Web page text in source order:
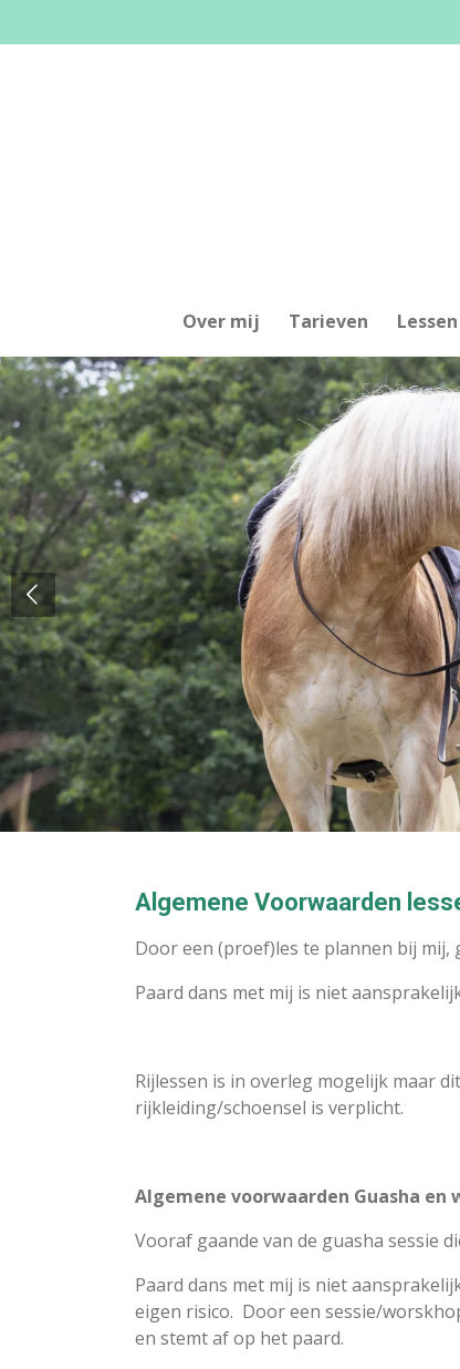
direct
Over mij Tarieven Lessen
Algemene Voorwaarden
Door een (proef)les te plannen bij mij,
Paard dans met mij is niet
Rijlessen is in overleg mogelijk maar
rijkleiding/schoensel is verplicht.
Algemene voorwaarden Guasha en
Vooraf gaande van de guasha sessie
Paard dans met mij is niet
eigen risico. Door een sessie/
en stemt af op het paard.